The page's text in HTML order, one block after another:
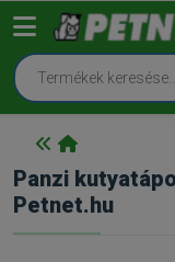
Panzi
Petnet.hu